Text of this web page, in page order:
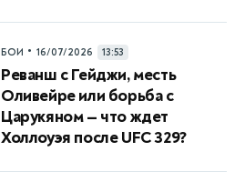
БОИ • 16/07/2026 13:53
Реванш с Гейджи, месть
Оливейре или борьба с
Царукяном — что ждет
Холлоуэя после UFC 329?